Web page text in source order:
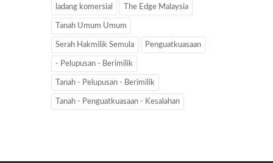
ladang komersial The Edge Malaysia
Tanah Umum Umum
Serah Hakmilik Semula Penguatkuasaan
- Pelupusan - Berimilik
Tanah - Pelupusan - Berimilik
Tanah - Penguatkuasaan - Kesalahan